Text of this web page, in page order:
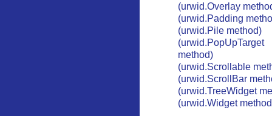
(urwid.Overlay
(urwid.Padding
(urwid.Pile method)
(urwid.PopUpTarget
method)
(urwid.Scrollable
(urwid.ScrollBar
(urwid.TreeWidget
(urwid.Widget